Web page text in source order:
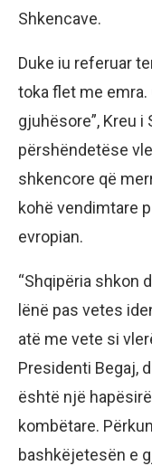
Shkencave.
Duke iu referuar
toka flet me
gjuhësore”, Kreu
përshëndetëse
shkencore që
kohë vendimtare
evropian.
“Shqipëria shkon
lënë pas vetes
atë me vete si
Presidenti Begaj,
është një
kombëtare.
bashkëjetesën e